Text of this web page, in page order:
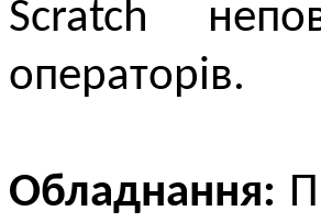
Scratch
операторів.
Обладнання: